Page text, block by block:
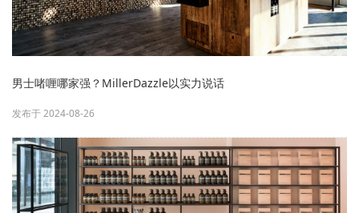
男士啫喱哪家强？MillerDazzle以实力说话
发布于 2024-08-26